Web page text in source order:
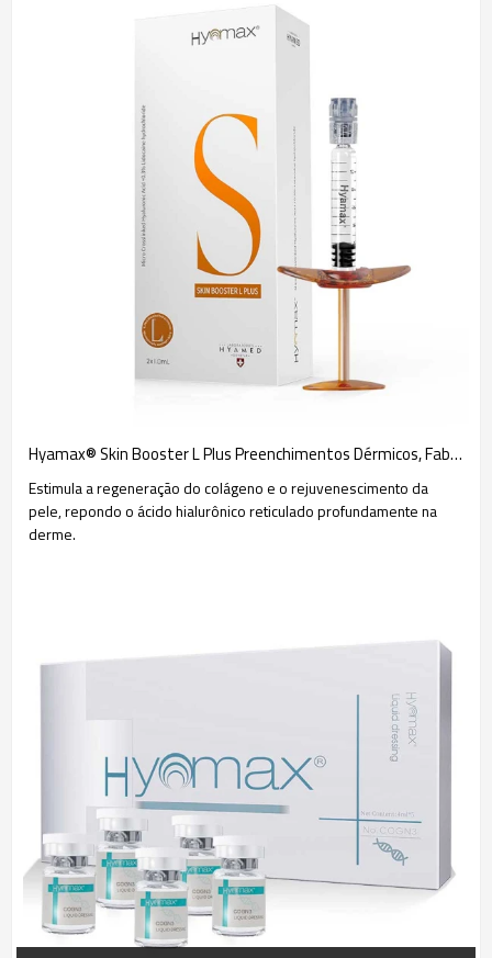
Hyamax® Skin Booster L Plus Preenchimentos Dérmicos, Fabricante de Preenchimentos de Ácido Hialurônico, Suporte no Atacado e Personalizado
Estimula a regeneração do colágeno e o rejuvenescimento da
pele, repondo o ácido hialurônico reticulado profundamente na
derme.